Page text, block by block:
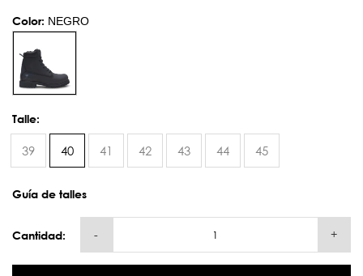
Color: NEGRO
Talle:
39 40 41 42 43 44 45
Guía de talles
Cantidad: - +